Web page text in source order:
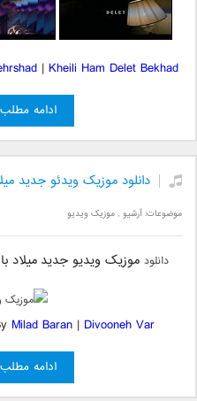
| Kheili Ham Delet Bekhad
ادامه
دانلود موزیک ویدئو جدید
موضوعات:آرشیو ,موزیک ویدیو
دانلود موزیک ویدیو جدید میلاد
Milad Baran| Divooneh Var
ادامه